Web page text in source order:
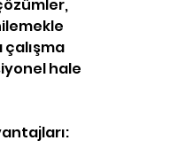
çalışma
hale